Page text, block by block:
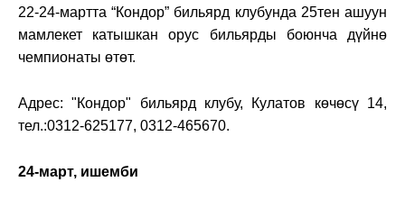
22-24-мартта “Кондор” бильярд клубунда 25тен ашуун
мамлекет катышкан орус бильярды боюнча дүйнө
чемпионаты өтөт.
Адрес: "Кондор" бильярд клубу, Кулатов көчөсү 14,
тел.:0312-625177, 0312-465670.
24-март, ишемби